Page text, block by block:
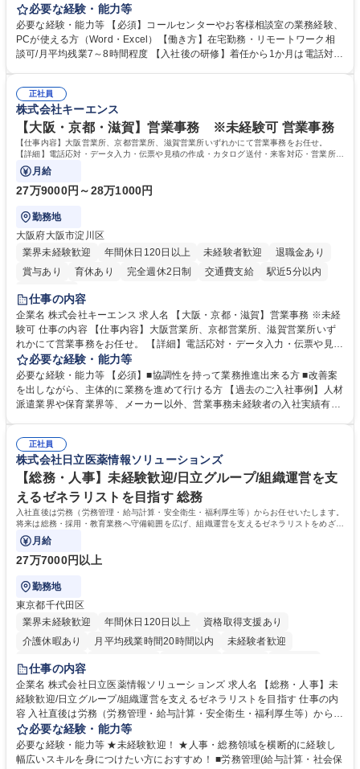
お客様のお声をより良い商品づくりに活かしていく上で、窓口となるお客
様相談室でのお仕事です。 日々お客様からいただくキリングループへのご
意見を、企業活動に活かしています。お客様からの声に迅速かつ誠意をも
って対応、情報提供するとともにグループ内活動に反映しています。 【具
平均100件前後■メール・手紙：同上40件前後 募集職種 中野本社【お客様
相談室】お客様のお声をもとにより良い商品づくりへ貢献
必要な経験・能力等
必要な経験・能力等 【必須】コールセンターやお客様相談室の業務経験、
PCが使える方（Word・Excel）【働き方】在宅勤務・リモートワーク相
談可/月平均残業7～8時間程度 【入社後の研修】着任から1か月は電話対応
すのでご安心ください。 【当社について】キリングループの広報機能を担
う会社として、お客様との出会いを大切にし、磨き上げたホスピタリティ
を込めてコミュニケーションをとりながら広報関連業務を行っておりま
す。 学歴・資格 学歴：大学院 大学 高専 短大 専修学校 高校 語学力： 資
格：
正社員
株式会社キーエンス
【大阪・京都・滋賀】営業事務 ※未経験可 営業事務
【仕事内容】大阪営業所、京都営業所、滋賀営業所いずれかにて営業事務をお任せ。
【詳細】電話応対・データ入力・伝票や見積の作成・カタログ送付・来客対応・営業所内
で発生する事務業務や業務改善をお任せ。
月給
27万9000円～28万1000円
勤務地
大阪府大阪市淀川区
業界未経験歓迎
年間休日120日以上 未経験者歓迎
退職金あり
賞与あり
育休あり 完全週休2日制 交通費支給
駅近5分以内
土日祝休み
仕事の内容
企業名 株式会社キーエンス 求人名 【大阪・京都・滋賀】営業事務 ※未経
験可 仕事の内容 【仕事内容】大阪営業所、京都営業所、滋賀営業所いず
れかにて営業事務をお任せ。 【詳細】電話応対・データ入力・伝票や見積
の作成・カタログ送付・来客対応・営業所内で発生する事務業務や業務改
善をお任せ。 【教育制度】ご入社後、育成担当とペアになりながらOJTに
て業務を覚えていただくことが可能です。業務システムがきちんと構築さ
れているため、スムーズに仕事に慣れることができる環境です。また、
募集職種 【大阪・京都・滋賀】営業事務 ※未経験可
必要な経験・能力等
必要な経験・能力等 【必須】■協調性を持って業務推進出来る方 ■改善案
を出しながら、主体的に業務を進めて行ける方 【過去のご入社事例】人材
派遣業界や保育業界等、メーカー以外、営業事務未経験者の入社実績有
えて、お客様や社員の状況に合わせ、能動的なサポート、改善の動きも期
待され。組織を支えるスペシャリストとして、チームに貢献し、結果的に
社員から頼られる存在になることができます。平均19:30の退勤以降の業
務の持ち帰りも禁止されており、メリハリのある働き方となります。 学
歴・資格 学歴：大学院 大学 高専 短大 語学力： 資格：
正社員
株式会社日立医薬情報ソリューションズ
【総務・人事】未経験歓迎/日立グループ/組織運営を支
えるゼネラリストを目指す 総務
入社直後は労務（労務管理・給与計算・安全衛生・福利厚生等）からお任せいたします。
将来は総務・採用・教育業務へ守備範囲を広げ、組織運営を支えるゼネラリストをめざせ
ます。
月給
27万7000円以上
勤務地
東京都千代田区
業界未経験歓迎
年間休日120日以上
資格取得支援あり
介護休暇あり
月平均残業時間20時間以内
未経験者歓迎
住宅手当あり
育休あり
完全週休2日制 交通費支給 土日祝休み 寮・社宅あり
仕事の内容
企業名 株式会社日立医薬情報ソリューションズ 求人名 【総務・人事】未
経験歓迎/日立グループ/組織運営を支えるゼネラリストを目指す 仕事の内
容 入社直後は労務（労務管理・給与計算・安全衛生・福利厚生等）からお
任せいたします。将来は総務・採用・教育業務へ守備範囲を広げ、組織運
営を支えるゼネラリストをめざせます。 ・初期業務：労働時間管理、給与
計算、社会保険対応、福利厚生管理、安全衛生、健康経営推進等をお任せ
必要な経験・能力等
必要な経験・能力等 ★未経験歓迎！ ★人事・総務領域を横断的に経験し
幅広いスキルを身につけたい方におすすめ！ ■労務管理(給与計算・社会保